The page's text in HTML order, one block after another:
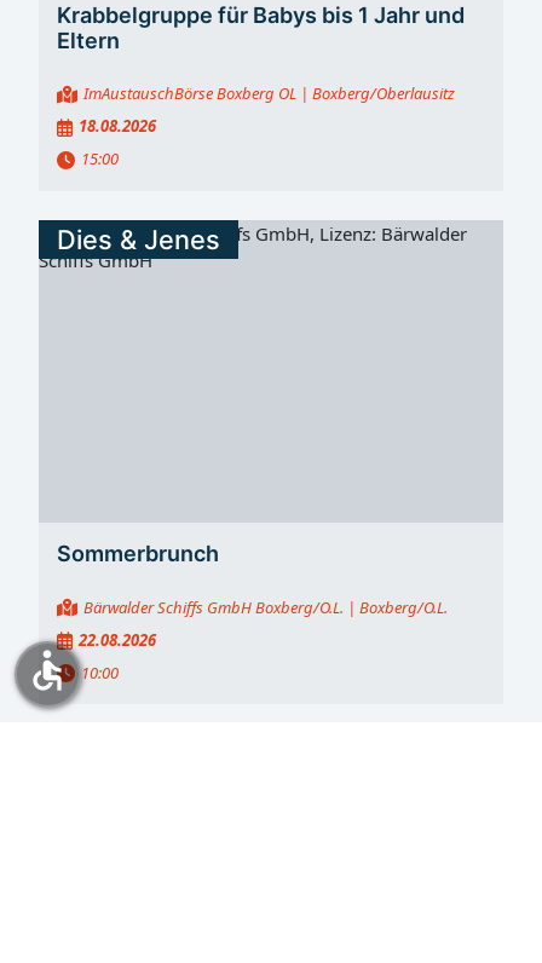
Krabbelgruppe für Babys bis 1 Jahr und
Eltern
ImAustauschBörse Boxberg OL | Boxberg/Oberlausitz
18.08.2026
15:00
Dies & Jenes
Sommerbrunch
Bärwalder Schiffs GmbH Boxberg/O.L. | Boxberg/O.L.
22.08.2026
10:00
accessible